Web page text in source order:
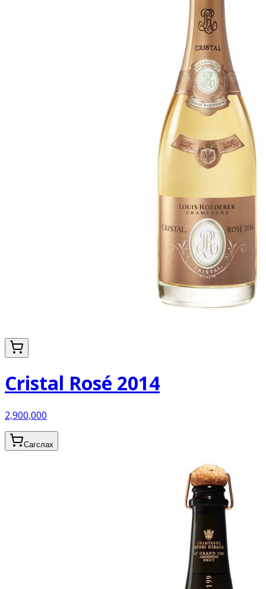
Cristal Rosé 2014
2,900,000
Сагслах